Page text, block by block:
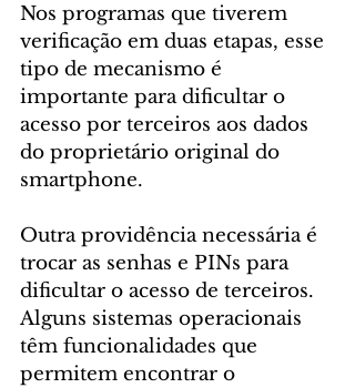
Nos programas que tiverem
verificação em duas etapas, esse
tipo de mecanismo é
importante para dificultar o
acesso por terceiros aos dados
do proprietário original do
smartphone.
Outra providência necessária é
trocar as senhas e PINs para
dificultar o acesso de terceiros.
Alguns sistemas operacionais
têm funcionalidades que
permitem encontrar o